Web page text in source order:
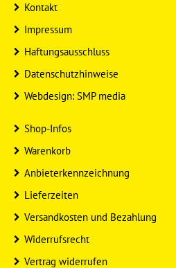
Kontakt
Impressum
Haftungsausschluss
Datenschutzhinweise
Webdesign: SMP media
Shop-Infos
Warenkorb
Anbieterkennzeichnung
Lieferzeiten
Versandkosten und Bezahlung
Widerrufsrecht
Vertrag widerrufen